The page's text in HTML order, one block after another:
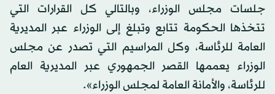
جلسات مجلس الوزراء، وبالتالي كل القرارات التي
تتخذها الحكومة تتابع وتبلغ إلى الوزراء عبر المديرية
العامة للرئاسة، وكل المراسيم التي تصدر عن مجلس
الوزراء يعممها القصر الجمهوري عبر المديرية العام
للرئاسة، والأمانة العامة لمجلس الوزراء».